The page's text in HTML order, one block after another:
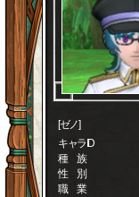
[ゼノ]
キャラID
種 族
性 別
職 業